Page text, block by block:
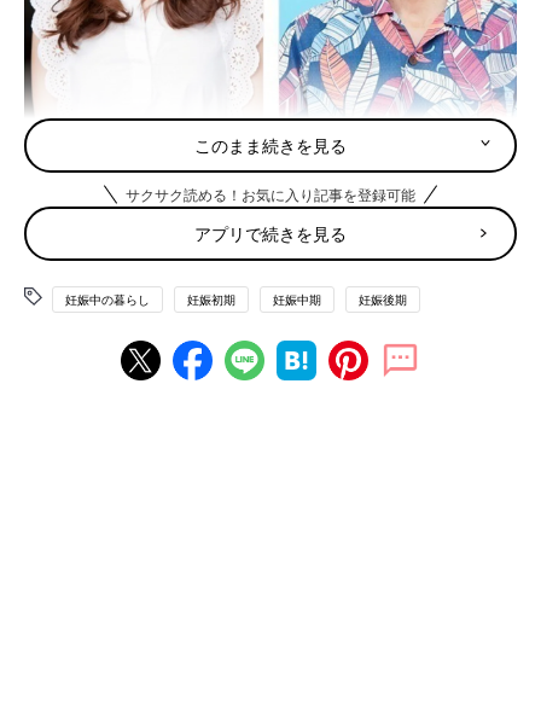
安めぐみさんの子育てライフが聞けるスペシャルトークショー、
アンガールズ山根良顕さんと学ぶ「赤ちゃんのかわいい撮り方プ
チ講座」、ドラマ『コウノドリ』（TBS金曜ドラマ）のステージ
や、しまじろうと仲間たちのダンスショーも！もちろん無料です
♪
大人気！家族で楽しめるプログラム♪
このまま続きを見る
サクサク読める！お気に入り記事を登録可能
アプリで続きを見る
妊娠中の暮らし 妊娠初期 妊娠中期 妊娠後期